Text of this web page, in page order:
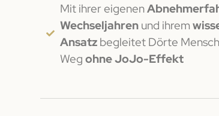
Mit ihrer eigenen
Wechseljahrenund ihrem
Ansatzbegleitet Dörte
Wegohne JoJo-Effekt